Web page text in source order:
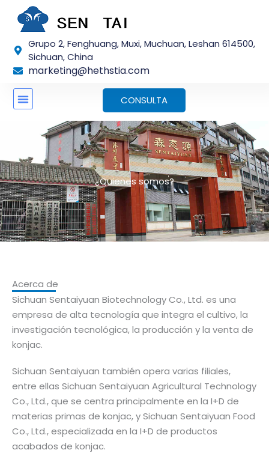
Grupo 2, Fenghuang, Muxi, Muchuan, Leshan 614500,
Sichuan, China
marketing@hethstia.com
CONSULTA
¿Quienes somos?
Acerca de
Sichuan Sentaiyuan Biotechnology Co., Ltd. es una
empresa de alta tecnología que integra el cultivo, la
investigación tecnológica, la producción y la venta de
konjac.
Sichuan Sentaiyuan también opera varias filiales,
entre ellas Sichuan Sentaiyuan Agricultural Technology
Co., Ltd., que se centra principalmente en la I+D de
materias primas de konjac, y Sichuan Sentaiyuan Food
Co., Ltd., especializada en la I+D de productos
acabados de konjac.